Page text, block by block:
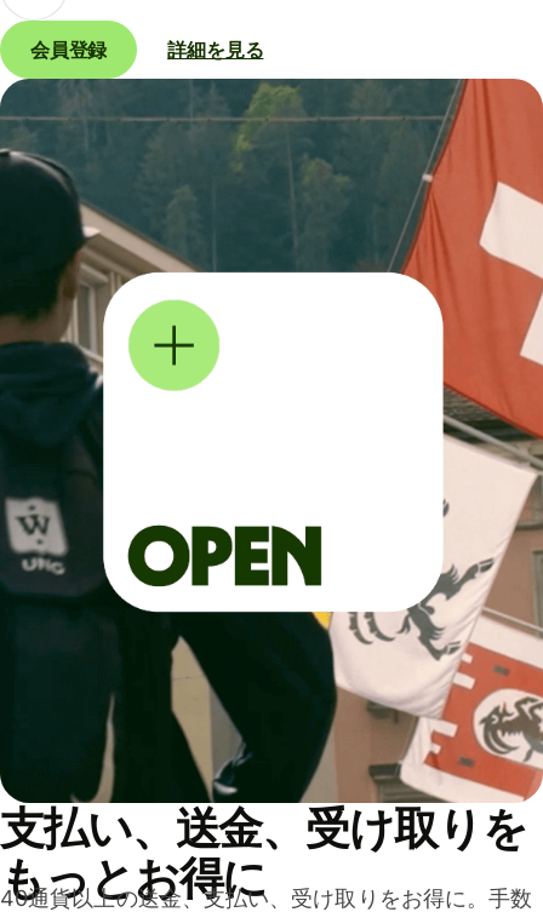
会員登録 詳細を見る
支払い、送金、受け取りを
もっとお得に
40通貨以上の送金、支払い、受け取りをお得に。手数